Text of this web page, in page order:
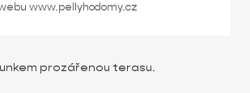
www.pellyhodomy.cz
prozářenou terasu.